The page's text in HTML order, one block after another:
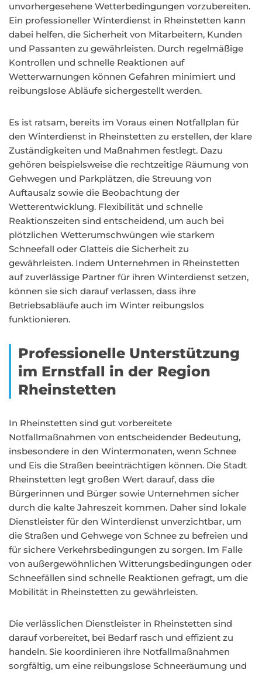
unvorhergesehene Wetterbedingungen vorzubereiten.
Ein professioneller Winterdienst in Rheinstetten kann
dabei helfen, die Sicherheit von Mitarbeitern, Kunden
und Passanten zu gewährleisten. Durch regelmäßige
Kontrollen und schnelle Reaktionen auf
Wetterwarnungen können Gefahren minimiert und
reibungslose Abläufe sichergestellt werden.
Es ist ratsam, bereits im Voraus einen Notfallplan für
den Winterdienst in Rheinstetten zu erstellen, der klare
Zuständigkeiten und Maßnahmen festlegt. Dazu
gehören beispielsweise die rechtzeitige Räumung von
Gehwegen und Parkplätzen, die Streuung von
Auftausalz sowie die Beobachtung der
Wetterentwicklung. Flexibilität und schnelle
Reaktionszeiten sind entscheidend, um auch bei
plötzlichen Wetterumschwüngen wie starkem
Schneefall oder Glatteis die Sicherheit zu
gewährleisten. Indem Unternehmen in Rheinstetten
auf zuverlässige Partner für ihren Winterdienst setzen,
können sie sich darauf verlassen, dass ihre
Betriebsabläufe auch im Winter reibungslos
funktionieren.
Professionelle Unterstützung
im Ernstfall in der Region
Rheinstetten
In Rheinstetten sind gut vorbereitete
Notfallmaßnahmen von entscheidender Bedeutung,
insbesondere in den Wintermonaten, wenn Schnee
und Eis die Straßen beeinträchtigen können. Die Stadt
Rheinstetten legt großen Wert darauf, dass die
Bürgerinnen und Bürger sowie Unternehmen sicher
durch die kalte Jahreszeit kommen. Daher sind lokale
Dienstleister für den Winterdienst unverzichtbar, um
die Straßen und Gehwege von Schnee zu befreien und
für sichere Verkehrsbedingungen zu sorgen. Im Falle
von außergewöhnlichen Witterungsbedingungen oder
Schneefällen sind schnelle Reaktionen gefragt, um die
Mobilität in Rheinstetten zu gewährleisten.
Die verlässlichen Dienstleister in Rheinstetten sind
darauf vorbereitet, bei Bedarf rasch und effizient zu
handeln. Sie koordinieren ihre Notfallmaßnahmen
sorgfältig, um eine reibungslose Schneeräumung und